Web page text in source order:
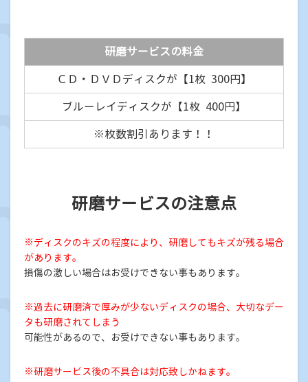
研磨サービスの料金
ＣＤ・ＤＶＤディスクが【1枚 300円】
ブルーレイディスクが【1枚 400円】
※枚数割引あります！！
研磨サービスの注意点
※ディスクのキズの程度により、研磨してもキズが残る場合
があります。
損傷の激しい場合はお受けできない事もあります。
※過去に研磨済で厚みが少ないディスクの場合、大切なデー
タも研磨されてしまう
可能性があるので、お受けできない事もあります。
※研磨サービス後の不具合は対応致しかねます。